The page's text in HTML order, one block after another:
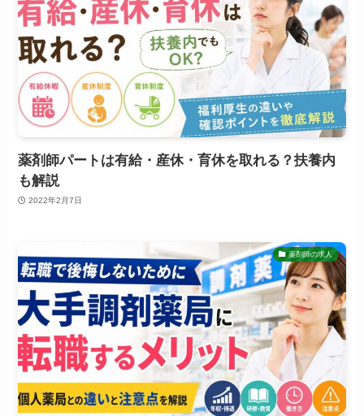
薬剤師パートは有給・産休・育休を取れる？扶養内
も解説
2022年2月7日
薬剤師の求人